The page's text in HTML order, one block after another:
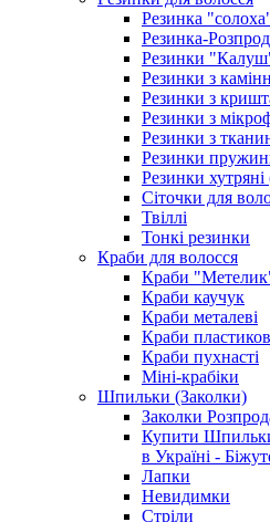
Резинка
Резинка-
Резинки
Резинки з
Резинки з
Резинки з
Резинки з
Резинки
Резинки хутряні
Сіточки для
Твіллі
Тонкі резинки
Краби для волосся
Краби "Метелик"
Краби каучук
Краби металеві
Краби
Краби пухнасті
Міні-крабіки
Шпильки (Заколки)
Заколки
Купити
в Україні -
Лапки
Невидимки
Стріли